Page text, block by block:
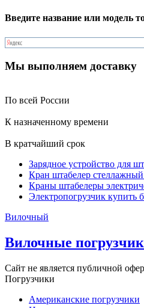
Введите название или модель
Мы выполняем доставку
По всей России
К назначенному времени
В кратчайший срок
Зарядное устройство для
Кран штабелер
Краны штабелеры
Электропогрузчик купить
Вилочный
Вилочные
Сайт не является публичной
Погрузчики
Американские погрузчики